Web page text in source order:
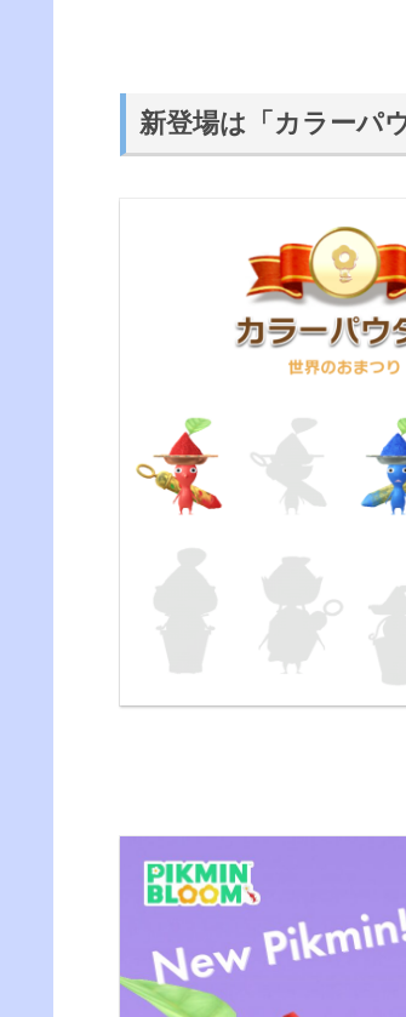
新登場は「カラーパ